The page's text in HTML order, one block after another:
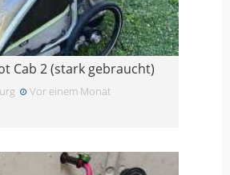
Cab 2 (stark gebraucht)
Vor einem Monat